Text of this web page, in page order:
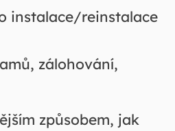
instalace/reinstalace
zálohování,
způsobem, jak